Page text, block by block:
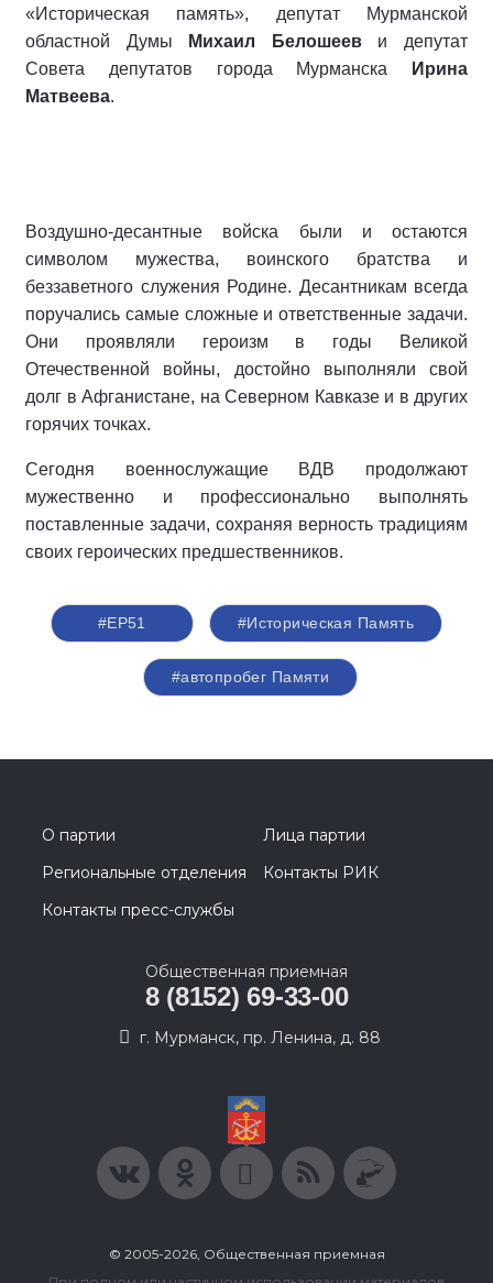
«Историческая память», депутат Мурманской
областной Думы
Михаил Белошееви депутат
Совета депутатов города Мурманска
Ирина
Матвеева.
Воздушно-десантные войска были и остаются
символом мужества, воинского братства и
беззаветного служения Родине. Десантникам всегда
поручались самые сложные и ответственные задачи.
Они проявляли героизм в годы Великой
Отечественной войны, достойно выполняли свой
долг в Афганистане, на Северном Кавказе и в других
горячих точках.
Сегодня военнослужащие ВДВ продолжают
мужественно и профессионально выполнять
поставленные задачи, сохраняя верность традициям
своих героических предшественников.
#ЕР51 #Историческая Память
#автопробег Памяти
О партии
Лица партии
Региональные отделения
Контакты РИК
Контакты пресс-службы
Общественная приемная
8 (8152) 69-33-00
г. Мурманск, пр. Ленина, д. 88
© 2005-2026, Общественная приемная